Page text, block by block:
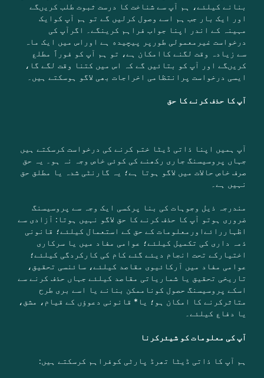
بنانے کیلئے، ہم آپ سے شناخت کا درست ثبوت طلب کریںگے
اور ایک بار جب ہم اسے وصول کرلیں گے تو ہم آپ کوایک
مہینہ کے اندر اپنا جواب فراہم کرینگے۔ اگرآپ کی
درخواست غیرمعمولی طورپر پیچیده ہے اوراس میں ایک ماہ
سے زیادہ وقت لگنے کاامکان ہے، تو ہم آپ کو فوراََ مطلع
کریںگے اور آپ کو بتائیں گے کہ اس میں کتنا وقت لگے گا،
ایسی درخواست پرانتظامی اخراجات بھی لاگو ہوسکتے ہیں۔
آپ کا حذف کرنے کا حق
آپ ہمیں اپنا ذاتی ڈیٹا ختم کرنے کی درخواست کرسکتے ہیں
جہاں پروسیسنگ جاری رکھنے کی کوئی خاص وجہ نہ ہو۔ یہ حق
صرف خاص حالات میں لاگو ہوتا ہے؛ یہ گارنٹی شدہ یا مطلق حق
نہیں ہے۔
مندرجہ ذیل وجوہات کی بنا پرکسی ایک وجہ سے پروسیسنگ
ضروری ہوتو آپ کا حذف کرنے کا حق لاگو نہیں ہوتا: آزادی سے
اظہاررائےاورمعلومات کے حق کے استعمال کیلئے؛ قانونی
ذمہ داری کی تکمیل کیلئے؛ عوامی مفاد میں یا سرکاری
اختیارکے تحت انجام دیئے گئے کام کی کارکردگی کیلئے؛
عوامی مفاد میں آرکائیوی مقاصد کیلئے، سائنسی تحقیق،
تاریخی تحقیق یا شماریاتی مقاصد کیلئے جہاں حذف کرنے سے
اسکے پروسیسنگ حصول کوناممکن بنانے یا اسے بری طرح
متاثرکرنے کا امکان ہو؛ یا* قانونی دعوؤں کے قیام، مشق،
یا دفاع کیلئے۔
آپ کی معلومات کو شیئرکرنا
ہم آپ کا ذاتی ڈیٹا تھرڈ پارٹی کوفراہم کرسکتے ہیں: